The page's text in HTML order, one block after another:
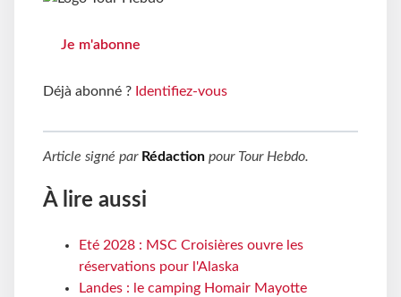
Je m'abonne
Déjà abonné ? Identifiez-vous
Article signé par Rédaction pour Tour Hebdo.
À lire aussi
Eté 2028 : MSC Croisières ouvre les
réservations pour l'Alaska
Landes : le camping Homair Mayotte